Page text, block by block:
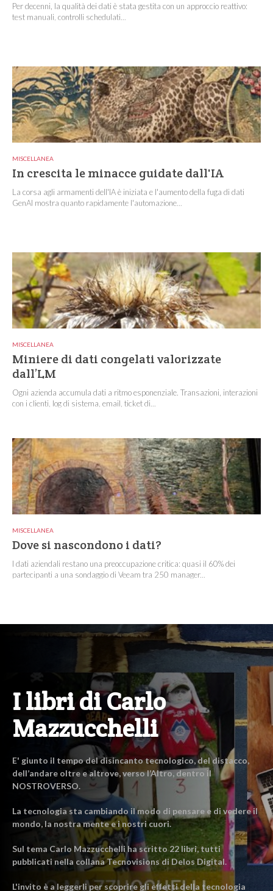
Per decenni, la qualità dei dati è stata gestita con un approccio reattivo:
test manuali, controlli schedulati...
MISCELLANEA
In crescita le minacce guidate dall'IA
La corsa agli armamenti dell'IA è iniziata e l'aumento della fuga di dati
GenAI mostra quanto rapidamente l'automazione...
MISCELLANEA
Miniere di dati congelati valorizzate
dall’LM
Ogni azienda accumula dati a ritmo esponenziale. Transazioni, interazioni
con i clienti, log di sistema, email, ticket di...
MISCELLANEA
Dove si nascondono i dati?
I dati aziendali restano una preoccupazione critica: quasi il 60% dei
partecipanti a una sondaggio di Veeam tra 250 manager...
I libri di Carlo
Mazzucchelli
E' giunto il tempo del disincanto tecnologico, del distacco,
dell’andare oltre e altrove, verso l’Altro, dentro il
NOSTROVERSO.
La tecnologia sta cambiando il modo di pensare e di vedere il
mondo, la nostra mente e i nostri cuori.
Sul tema Carlo Mazzucchelli ha scritto 22 libri, tutti
pubblicati nella collana Tecnovisions di Delos Digital.
L'invito è a leggerli per scoprire gli effetti della tecnologia